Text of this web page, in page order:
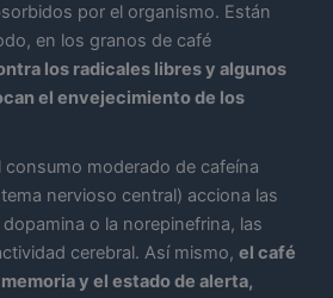
por el organismo. Están
en los granos de café
los radicales libres y algunos
el envejecimiento de los
consumo moderado de cafeína
nervioso central) acciona las
o la norepinefrina, las
cerebral. Así mismo, el café
y el estado de alerta,